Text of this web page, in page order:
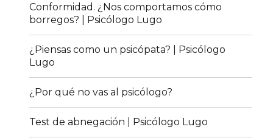
Conformidad. ¿Nos comportamos cómo
borregos? | Psicólogo Lugo
¿Piensas como un psicópata? | Psicólogo
Lugo
¿Por qué no vas al psicólogo?
Test de abnegación | Psicólogo Lugo